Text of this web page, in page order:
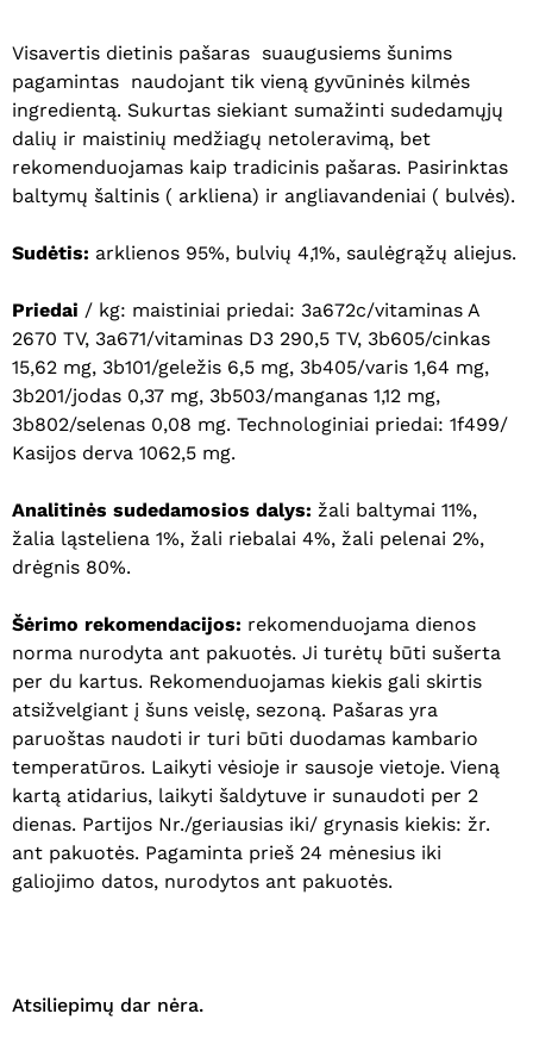
Krepšelyje nėra produktų.
Eiti Į Parduotuvę
Visavertis dietinis pašaras suaugusiems šunims
pagamintas naudojant tik vieną gyvūninės kilmės
ingredientą. Sukurtas siekiant sumažinti sudedamųjų
dalių ir maistinių medžiagų netoleravimą, bet
rekomenduojamas kaip tradicinis pašaras. Pasirinktas
baltymų šaltinis ( arkliena) ir angliavandeniai ( bulvės).
Sudėtis: arklienos 95%, bulvių 4,1%, saulėgrąžų aliejus.
Priedai / kg: maistiniai priedai: 3a672c/vitaminas A
2670 TV, 3a671/vitaminas D3 290,5 TV, 3b605/cinkas
15,62 mg, 3b101/geležis 6,5 mg, 3b405/varis 1,64 mg,
3b201/jodas 0,37 mg, 3b503/manganas 1,12 mg,
3b802/selenas 0,08 mg. Technologiniai priedai: 1f499/
Kasijos derva 1062,5 mg.
Analitinės sudedamosios dalys: žali baltymai 11%,
žalia ląsteliena 1%, žali riebalai 4%, žali pelenai 2%,
drėgnis 80%.
Šėrimo rekomendacijos: rekomenduojama dienos
norma nurodyta ant pakuotės. Ji turėtų būti sušerta
per du kartus. Rekomenduojamas kiekis gali skirtis
atsižvelgiant į šuns veislę, sezoną. Pašaras yra
paruoštas naudoti ir turi būti duodamas kambario
temperatūros. Laikyti vėsioje ir sausoje vietoje. Vieną
kartą atidarius, laikyti šaldytuve ir sunaudoti per 2
dienas. Partijos Nr./geriausias iki/ grynasis kiekis: žr.
ant pakuotės. Pagaminta prieš 24 mėnesius iki
galiojimo datos, nurodytos ant pakuotės.
Atsiliepimų dar nėra.